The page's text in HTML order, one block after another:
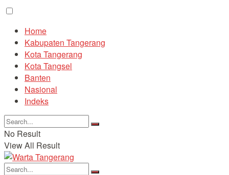
Home
Kabupaten Tangerang
Kota Tangerang
Kota Tangsel
Banten
Nasional
Indeks
No Result
View All Result